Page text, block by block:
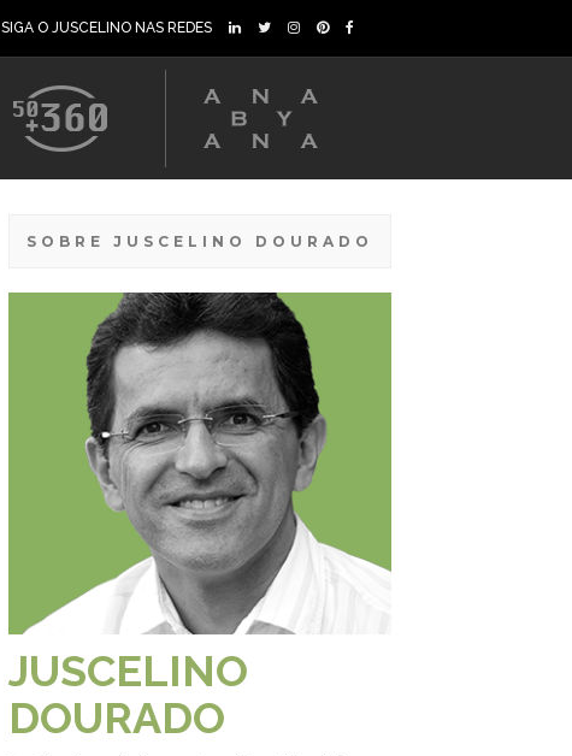
SIGA O JUSCELINO NAS REDES
SOBRE JUSCELINO DOURADO
JUSCELINO
DOURADO